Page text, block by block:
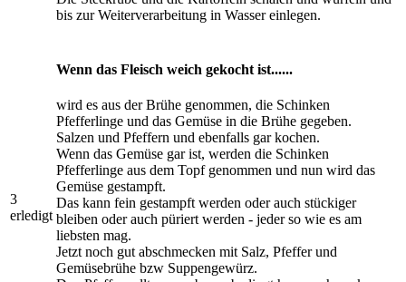
bis zur Weiterverarbeitung in Wasser einlegen.
3
erledigt
Wenn das Fleisch weich gekocht ist......
wird es aus der Brühe genommen, die Schinken
Pfefferlinge und das Gemüse in die Brühe gegeben.
Salzen und Pfeffern und ebenfalls gar kochen.
Wenn das Gemüse gar ist, werden die Schinken
Pfefferlinge aus dem Topf genommen und nun wird das
Gemüse gestampft.
Das kann fein gestampft werden oder auch stückiger
bleiben oder auch püriert werden - jeder so wie es am
liebsten mag.
Jetzt noch gut abschmecken mit Salz, Pfeffer und
Gemüsebrühe bzw Suppengewürz.